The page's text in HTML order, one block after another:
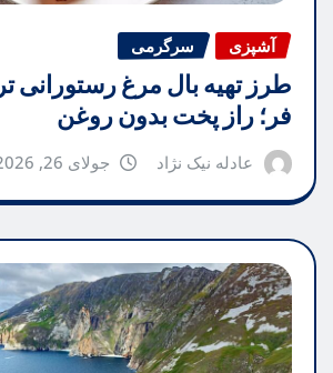
آشپزی سرگرمی
طرز تهیه بال مرغ رستورانی
فر؛ راز پخت بدون روغن
عادله نیک نژاد جولای 26, 2026